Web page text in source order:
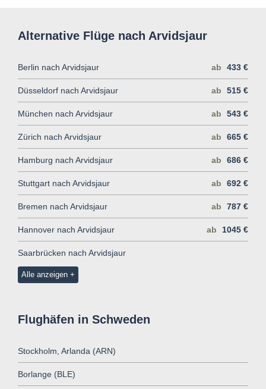
Alternative Flüge nach Arvidsjaur
Berlin nach Arvidsjaur ab 433 €
Düsseldorf nach Arvidsjaur ab 515 €
München nach Arvidsjaur ab 543 €
Zürich nach Arvidsjaur ab 665 €
Hamburg nach Arvidsjaur ab 686 €
Stuttgart nach Arvidsjaur ab 692 €
Bremen nach Arvidsjaur ab 787 €
Hannover nach Arvidsjaur ab 1045 €
Saarbrücken nach Arvidsjaur
Alle anzeigen
Flughäfen in Schweden
Stockholm, Arlanda (ARN)
Borlange (BLE)